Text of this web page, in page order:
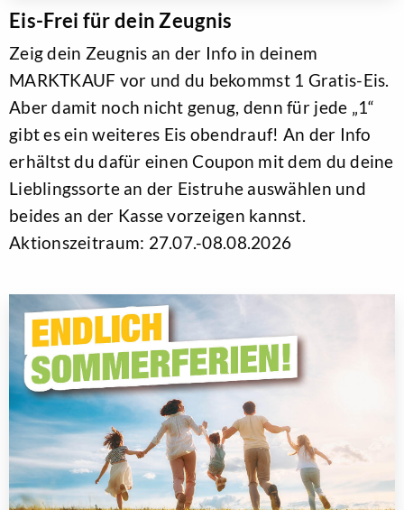
Eis-Frei für dein Zeugnis
Zeig dein Zeugnis an der Info in deinem
MARKTKAUF vor und du bekommst 1 Gratis-Eis.
Aber damit noch nicht genug, denn für jede „1“
gibt es ein weiteres Eis obendrauf! An der Info
erhältst du dafür einen Coupon mit dem du deine
Lieblingssorte an der Eistruhe auswählen und
beides an der Kasse vorzeigen kannst.
Aktionszeitraum: 27.07.-08.08.2026